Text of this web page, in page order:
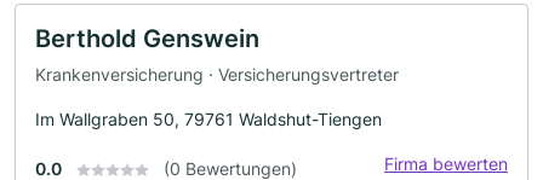
Berthold Genswein
Krankenversicherung · Versicherungsvertreter
Im Wallgraben 50, 79761 Waldshut-Tiengen
0.0 (0 Bewertungen) Firma bewerten